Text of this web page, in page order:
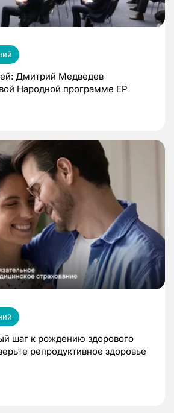
Дмитрий Медведев
Народной программе ЕР
шаг к рождению здорового
репродуктивное здоровье